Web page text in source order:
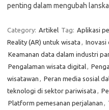
penting dalam mengubah
Category: Artikel Tag: Aplikasi
Reality (AR) untuk wisata , Inovasi
Keamanan data dalam industri
Pengalaman wisata digital,
wisatawan , Peran media sosial
teknologi di sektor pariwisata ,
Platform pemesanan perjalanan ,